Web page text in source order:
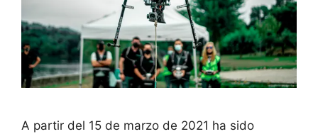
A partir del 15 de marzo de 2021 ha sido